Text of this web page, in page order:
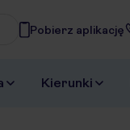
Pobierz aplikację
Kierunki